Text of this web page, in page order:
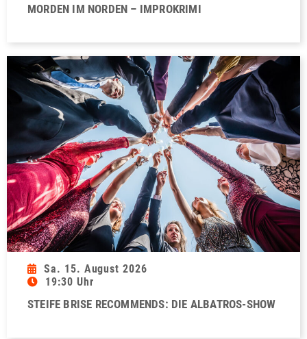
MORDEN IM NORDEN – IMPROKRIMI
Sa. 15. August 2026
19:30 Uhr
STEIFE BRISE RECOMMENDS: DIE ALBATROS-SHOW